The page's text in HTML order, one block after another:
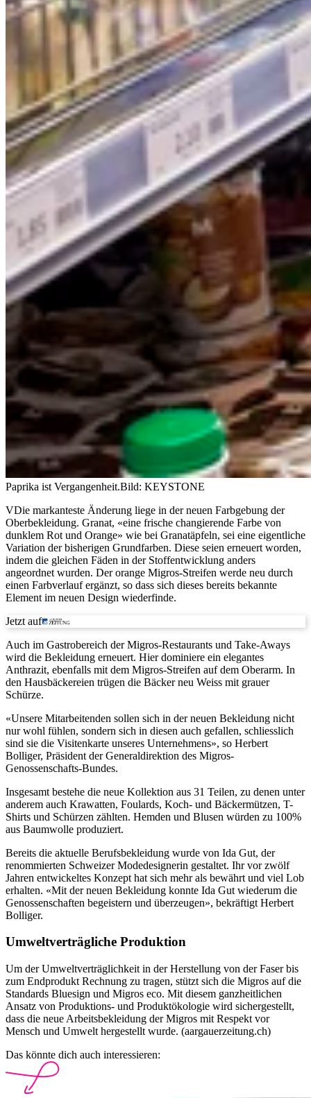
Paprika ist Vergangenheit.Bild: KEYSTONE
VDie markanteste Änderung liege in der neuen Farbgebung der
Oberbekleidung. Granat, «eine frische changierende Farbe von
dunklem Rot und Orange» wie bei Granatäpfeln, sei eine eigentliche
Variation der bisherigen Grundfarben. Diese seien erneuert worden,
indem die gleichen Fäden in der Stoffentwicklung anders
angeordnet wurden. Der orange Migros-Streifen werde neu durch
einen Farbverlauf ergänzt, so dass sich dieses bereits bekannte
Element im neuen Design wiederfinde.
Jetzt auf
Auch im Gastrobereich der Migros-Restaurants und Take-Aways
wird die Bekleidung erneuert. Hier dominiere ein elegantes
Anthrazit, ebenfalls mit dem Migros-Streifen auf dem Oberarm. In
den Hausbäckereien trügen die Bäcker neu Weiss mit grauer
Schürze.
«Unsere Mitarbeitenden sollen sich in der neuen Bekleidung nicht
nur wohl fühlen, sondern sich in diesen auch gefallen, schliesslich
sind sie die Visitenkarte unseres Unternehmens», so Herbert
Bolliger, Präsident der Generaldirektion des Migros-
Genossenschafts-Bundes.
Insgesamt bestehe die neue Kollektion aus 31 Teilen, zu denen unter
anderem auch Krawatten, Foulards, Koch- und Bäckermützen, T-
Shirts und Schürzen zählten. Hemden und Blusen würden zu 100%
aus Baumwolle produziert.
Bereits die aktuelle Berufsbekleidung wurde von Ida Gut, der
renommierten Schweizer Modedesignerin gestaltet. Ihr vor zwölf
Jahren entwickeltes Konzept hat sich mehr als bewährt und viel Lob
erhalten. «Mit der neuen Bekleidung konnte Ida Gut wiederum die
Genossenschaften begeistern und überzeugen», bekräftigt Herbert
Bolliger.
Umweltverträgliche Produktion
Um der Umweltverträglichkeit in der Herstellung von der Faser bis
zum Endprodukt Rechnung zu tragen, stützt sich die Migros auf die
Standards Bluesign und Migros eco. Mit diesem ganzheitlichen
Ansatz von Produktions- und Produktökologie wird sichergestellt,
dass die neue Arbeitsbekleidung der Migros mit Respekt vor
Mensch und Umwelt hergestellt wurde. (aargauerzeitung.ch)
Das könnte dich auch interessieren: